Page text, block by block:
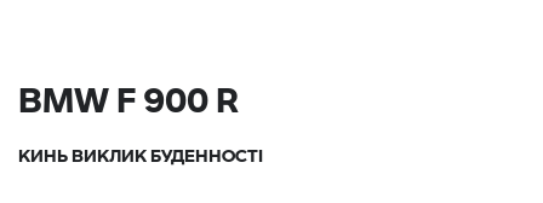
BMW F 900 R
КИНЬ ВИКЛИК БУДЕННОСТІ